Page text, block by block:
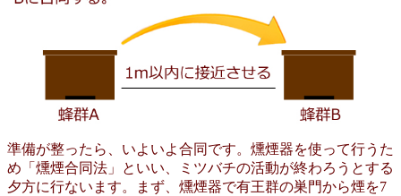
準備が整ったら、いよいよ合同です。燻煙器を使って行うた
め「燻煙合同法」といい、ミツバチの活動が終わろうとする
夕方に行ないます。まず、燻煙器で有王群の巣門から煙を7